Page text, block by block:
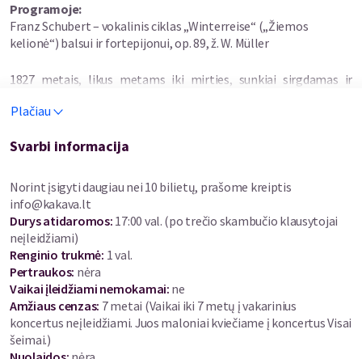
Programoje:
Franz Schubert – vokalinis ciklas „Winterreise“ („Žiemos
kelionė“) balsui ir fortepijonui, op. 89, ž. W. Müller
1827 metais, likus metams iki mirties, sunkiai sirgdamas ir
kompozitorius Franzas Schubertas sukūrė vieną giliausių ir
kelionė“ Wilhelmo Müllerio poetiniu tekstu. Nuostabia
mylimosios atstumtą jaunuolį, kuris iškeliauja į tolimą kelionę,
lydimas žiemiškai sustingusios gamtos, pūgos, vėjo ir juodo
varno. Ši gili ir itin jautri muzika perteikia ne tik ciklo lyrinio
herojaus, bet ir asmeninius kompozitoriaus išgyvenimus: meilės,
svajų, netekties, liūdesio ir baimės pasaulį. Tad baritonas
Giedrius Prunskus ir pianistė Paulė Gudinaitė kviečia
mylėtojus pasiklausyti vieno įspūdingiausių ir sielos gelmes
paliečiančių kūrinių muzikos istorijoje ir pasinerti ne tik į klajūno
būsenas, bet ir į dvasinę žmogaus kelionę.
GIEDRIUS PRUNSKUS
Plačiau
Svarbi informacija
Norint įsigyti daugiau nei 10 bilietų, prašome kreiptis
info@kakava.lt
Durys atidaromos: 17:00 val. (po trečio skambučio klausytojai
neįleidžiami)
Renginio trukmė: 1 val.
Pertraukos: nėra
Vaikai įleidžiami nemokamai: ne
Amžiaus cenzas: 7 metai (Vaikai iki 7 metų į vakarinius
koncertus neįleidžiami. Juos maloniai kviečiame į koncertus Visai
šeimai.)